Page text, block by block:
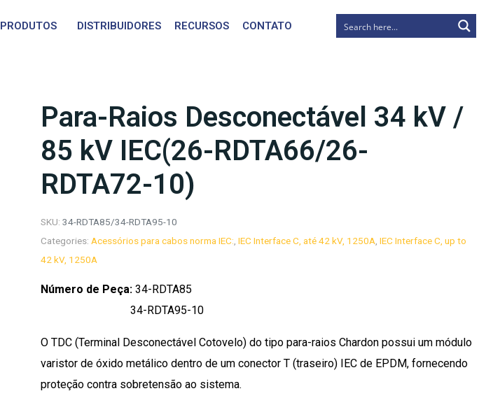
PRODUTOS DISTRIBUIDORES RECURSOS CONTATO
Para-Raios Desconectável 34 kV /
85 kV IEC(26-RDTA66/26-
RDTA72-10)
SKU: 34-RDTA85/34-RDTA95-10
Categories: Acessórios para cabos norma IEC: IEC Interface C, até 42 kV, 1250A IEC Interface C, up to
42 kV, 1250A
Número de Peça: 34-RDTA85
34-RDTA95-10
O TDC (Terminal Desconectável Cotovelo) do tipo para-raios Chardon possui um módulo
varistor de óxido metálico dentro de um conector T (traseiro) IEC de EPDM, fornecendo
proteção contra sobretensão ao sistema.